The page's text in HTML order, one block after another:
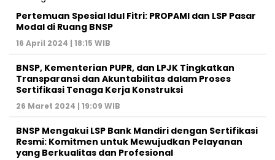
Pertemuan Spesial Idul Fitri: PROPAMI dan LSP Pasar
Modal di Ruang BNSP
16 April 2024 | 18:15 WIB
BNSP, Kementerian PUPR, dan LPJK Tingkatkan
Transparansi dan Akuntabilitas dalam Proses
Sertifikasi Tenaga Kerja Konstruksi
26 Maret 2024 | 19:09 WIB
BNSP Mengakui LSP Bank Mandiri dengan Sertifikasi
Resmi: Komitmen untuk Mewujudkan Pelayanan
yang Berkualitas dan Profesional